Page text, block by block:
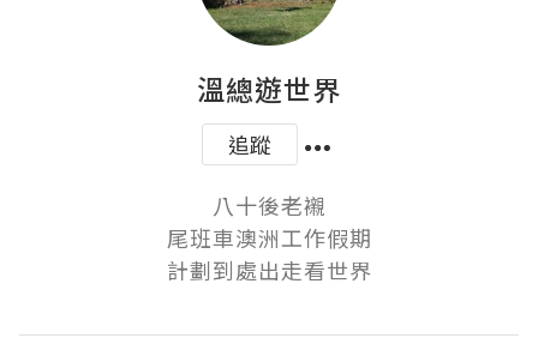
溫總遊世界
追蹤
八十後老襯
尾班車澳洲工作假期
計劃到處出走看世界